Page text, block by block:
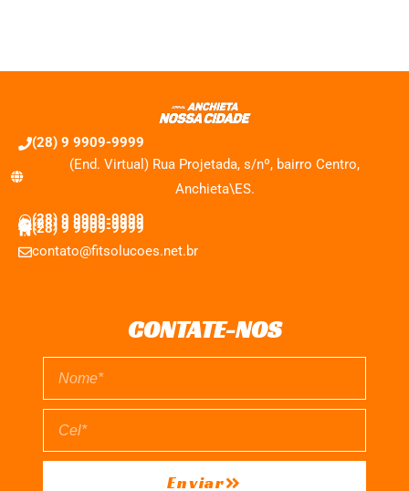
(28) 9 9909-9999
(End. Virtual) Rua Projetada, s/nº, bairro Centro,
Anchieta\ES.
(28) 9 9909-9999
(28) 9 9909-9999
(28) 9 9909-9999
contato@fitsolucoes.net.br
CONTATE-NOS
Enviar